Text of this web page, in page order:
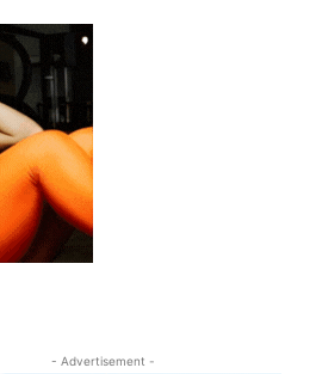
- Advertisement -